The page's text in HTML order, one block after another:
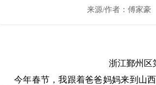
来源/作者：傅家豪
浙江鄞州区
今年春节，我跟着爸爸妈妈来到山